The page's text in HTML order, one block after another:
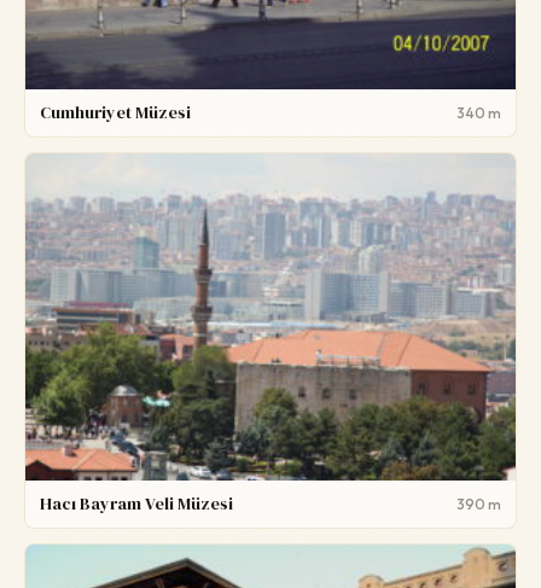
Cumhuriyet Müzesi 340 m
Hacı Bayram Veli Müzesi 390 m